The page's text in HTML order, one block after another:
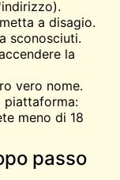
a disagio.
sconosciuti.
la
vero nome.
piattaforma:
meno di 18
passo